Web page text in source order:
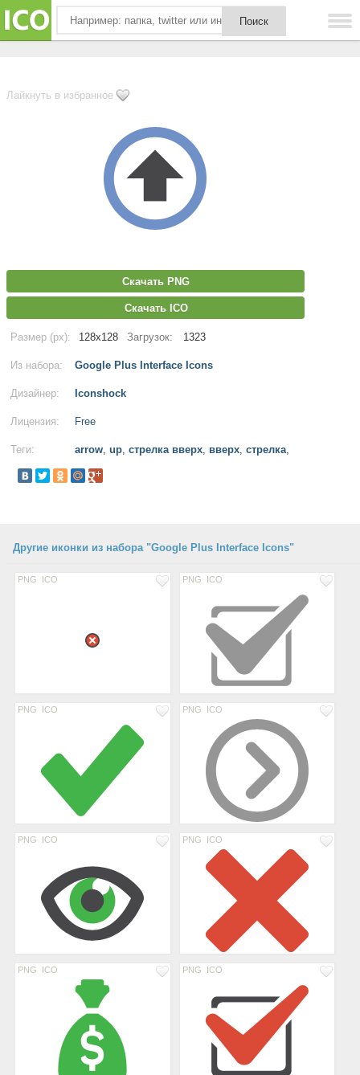
Лайкнуть в избранное
Скачать PNG
Скачать ICO
Размер (px): 128x128 Загрузок: 1323
Из набора: Google Plus Interface Icons
Дизайнер: Iconshock
Лицензия: Free
Теги: arrow, up, стрелка вверх, вверх, стрелка,
Другие иконки из набора "Google Plus Interface Icons"
PNG ICO PNG ICO
PNG ICO PNG ICO
PNG ICO PNG ICO
PNG ICO PNG ICO